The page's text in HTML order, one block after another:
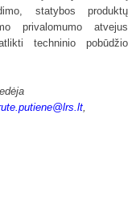
statybos produktų
privalomumo atvejus
techninio pobūdžio
,